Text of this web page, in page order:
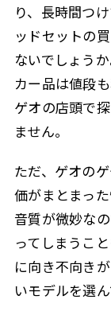
り、長時間つ
ッドセットの
ないでしょう
カー品は値段
ゲオの店頭で
ません。
ただ、ゲオの
価がまとまっ
音質が微妙な
ってしまうこ
に向き不向き
いモデルを選
この記事を